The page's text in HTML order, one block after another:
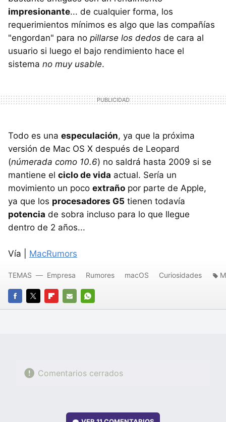
impresionante... de cualquier forma, los
requerimientos mínimos es algo que las compañías
"engordan" para no pillarse los dedos de cara al
usuario si luego el bajo rendimiento hace el
sistema no muy usable.
Todo es una especulación, ya que la próxima
versión de Mac OS X después de Leopard
(númerada como 10.6) no saldrá hasta 2009 si se
mantiene el ciclo de vida actual. Sería un
movimiento un poco extraño por parte de Apple,
ya que los procesadores G5 tienen todavía
potencia de sobra incluso para lo que llegue
dentro de 2 años...
Vía | MacRumors
FACEBOOK
TWITTERFLIPBOARD
E-
WHATSAPP
TEMAS Empresa Rumores macOS Curiosidades
Comentarios cerrados